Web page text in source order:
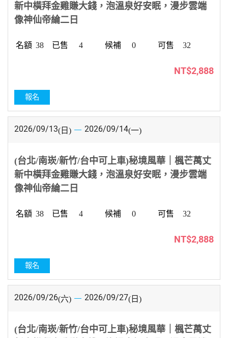
新中橫拜金雞賺大錢，泡溫泉好安眠，漫步雲端
像神仙帝綸二日
38 4 0 32
NT$2,888
報名
2026/09/13(日) 2026/09/14(一)
(台北/南崁/新竹/台中可上車)秘境風華｜楓芒萬丈
新中橫拜金雞賺大錢，泡溫泉好安眠，漫步雲端
像神仙帝綸二日
38 4 0 32
NT$2,888
報名
2026/09/26(六) 2026/09/27(日)
(台北/南崁/新竹/台中可上車)秘境風華｜楓芒萬丈